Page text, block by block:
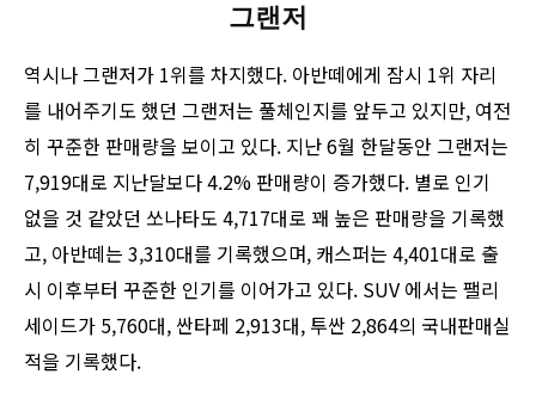
그랜저
역시나 그랜저가 1위를 차지했다. 아반떼에게 잠시 1위 자리
를 내어주기도 했던 그랜저는 풀체인지를 앞두고 있지만, 여전
히 꾸준한 판매량을 보이고 있다. 지난 6월 한달동안 그랜저는
7,919대로 지난달보다 4.2% 판매량이 증가했다. 별로 인기
없을 것 같았던 쏘나타도 4,717대로 꽤 높은 판매량을 기록했
고, 아반떼는 3,310대를 기록했으며, 캐스퍼는 4,401대로 출
시 이후부터 꾸준한 인기를 이어가고 있다. SUV 에서는 팰리
세이드가 5,760대, 싼타페 2,913대, 투싼 2,864의 국내판매실
적을 기록했다.